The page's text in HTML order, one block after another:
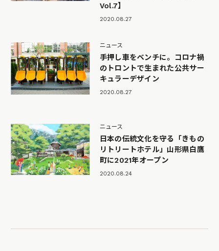
Vol.7】
2020.08.27
ニュース
手押し車をベンチに。コロナ禍
のトロントで生まれた公共サー
キュラーデザイン
2020.08.27
ニュース
日本の伝統文化を守る「きもの
リトリートホテル」山形県白鷹
町に2021年オープン
2020.08.24